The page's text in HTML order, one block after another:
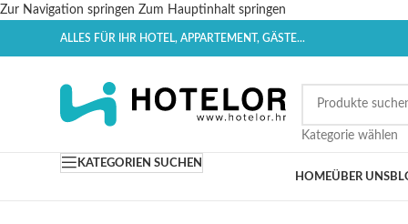
Zur Navigation springen Zum Hauptinhalt springen
ALLES FÜR IHR HOTEL, APPARTEMENT, GÄSTE...
Kategorie wählen
KATEGORIEN SUCHEN
HOMEÜBER UNS